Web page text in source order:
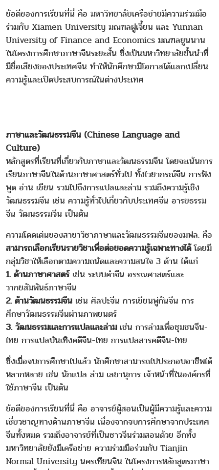
ข้อดีของการเรียนที่นี่ คือ มหาวิทยาลัยเครือข่ายมีความร่วมมือ
ร่วมกับ Xiamen University มณฑลฝูเจี้ยน และ Yunnan
University of Finance and Economics มณฑลยูนนาน
ในโครงการศึกษาภาษาจีนระยะสั้น ซึ่งเป็นมหาวิทยาลัยชั้นนำที่
มีชื่อเสียงของประเทศจีน ทำให้นักศึกษามีโอกาสได้แลกเปลี่ยน
ความรู้และเปิดประสบการณ์ในต่างประเทศ
ภาษาและวัฒนธรรมจีน (Chinese Language and
Culture)
หลักสูตรที่เรียนที่เกี่ยวกับภาษาและวัฒนธรรมจีน โดยจะเน้นการ
เรียนภาษาจีนในด้านภาษาศาสตร์ทั่วไป ทั้งไวยากรณ์จีน การฟัง
พูด อ่าน เขียน รวมไปถึงการแปลและล่าม รวมถึงความรู้เชิง
วัฒนธรรมจีน เช่น ความรู้ทั่วไปเกี่ยวกับประเทศจีน อารยธรรม
จีน วัฒนธรรมจีน เป็นต้น
ความโดดเด่นของสาขาวิชาภาษาและวัฒนธรรมจีนของมฟล. คือ
สามารถเลือกเรียนรายวิชาเพื่อต่อยอดความรู้เฉพาะทางได้โดยมี
กลุ่มวิชาให้เลือกตามความถนัดและความสนใจ 3 ด้าน ได้แก่
1. ด้านภาษาศาสตร์ เช่น ระบบคำจีน อรรณศาสตร์และ
วากยสัมพันธ์ภาษาจีน
2. ด้านวัฒนธรรมจีน เช่น ศิลปะจีน การเขียนพู่กันจีน การ
ศึกษาวัฒนธรรมจีนผ่านภาพยนตร์
3. วัฒนธรรมและการแปลและล่ามเช่น การล่ามเพื่อชุมชนจีน-
ไทย การแปลบันเทิงคดีจีน-ไทย การแปลสารคดีจีน-ไทย
ซึ่งเมื่อจบการศึกษาไปแล้ว นักศึกษาสามารถไปประกอบอาชีพได้
หลากหลาย เช่น นักแปล ล่าม เลขานุการ เจ้าหน้าที่ในองค์กรที่
ใช้ภาษาจีน เป็นต้น
ข้อดีของการเรียนที่นี่ คือ อาจารย์ผู้สอนเป็นผู้มีความรู้และความ
เชี่ยวชาญทางด้านภาษาจีน เนื่องจากจบการศึกษาจากประเทศ
จีนทั้งหมด รวมถึงอาจารย์ที่เป็นชาวจีนร่วมสอนด้วย อีกทั้ง
มหาวิทยาลัยยังมีเครือข่าย ความร่วมมือร่วมกับ Tianjin
Normal University นครเทียนจิน ในโครงการหลักสูตรภาษา